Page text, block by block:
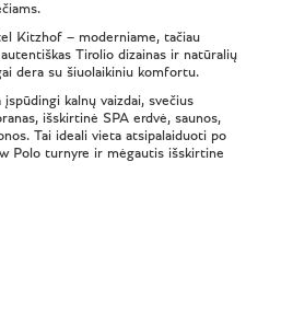
Kitzhof – moderniame, tačiau
Tirolio dizainas ir natūralių
dera su šiuolaikiniu komfortu.
kalnų vaizdai, svečius
išskirtinė SPA erdvė, saunos,
Tai ideali vieta atsipalaiduoti po
Polo turnyre ir mėgautis išskirtine